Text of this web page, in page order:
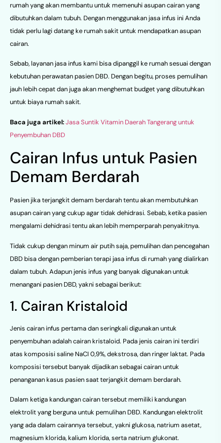
rumah yang akan membantu untuk memenuhi asupan cairan yang
dibutuhkan dalam tubuh. Dengan menggunakan jasa infus ini Anda
tidak perlu lagi datang ke rumah sakit untuk mendapatkan asupan
cairan.
Sebab, layanan jasa infus kami bisa dipanggil ke rumah sesuai dengan
kebutuhan perawatan pasien DBD. Dengan begitu, proses pemulihan
jauh lebih cepat dan juga akan menghemat budget yang dibutuhkan
untuk biaya rumah sakit.
Baca juga artikel:Jasa Suntik Vitamin Daerah Tangerang untuk
Penyembuhan DBD
Cairan Infus untuk Pasien
Demam Berdarah
Pasien jika terjangkit demam berdarah tentu akan membutuhkan
asupan cairan yang cukup agar tidak dehidrasi. Sebab, ketika pasien
mengalami dehidrasi tentu akan lebih memperparah penyakitnya.
Tidak cukup dengan minum air putih saja, pemulihan dan pencegahan
DBD bisa dengan pemberian terapi jasa infus di rumah yang dialirkan
dalam tubuh. Adapun jenis infus yang banyak digunakan untuk
menangani pasien DBD, yakni sebagai berikut:
1. Cairan Kristaloid
Jenis cairan infus pertama dan seringkali digunakan untuk
penyembuhan adalah cairan kristaloid. Pada jenis cairan ini terdiri
atas komposisi saline NaCI 0,9%, dekstrosa, dan ringer laktat. Pada
komposisi tersebut banyak dijadikan sebagai cairan untuk
penanganan kasus pasien saat terjangkit demam berdarah.
Dalam ketiga kandungan cairan tersebut memiliki kandungan
elektrolit yang berguna untuk pemulihan DBD. Kandungan elektrolit
yang ada dalam cairannya tersebut, yakni glukosa, natrium asetat,
magnesium klorida, kalium klorida, serta natrium glukonat.